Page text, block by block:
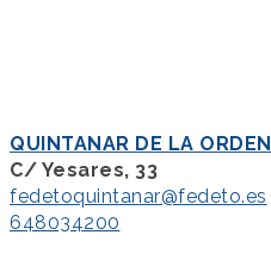
QUINTANAR DE LA ORDEN
C/ Yesares, 33
fedetoquintanar@fedeto.es
648034200